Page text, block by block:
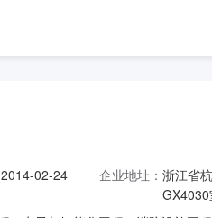
2014-02-24 企业地址： 浙江省
GX4030